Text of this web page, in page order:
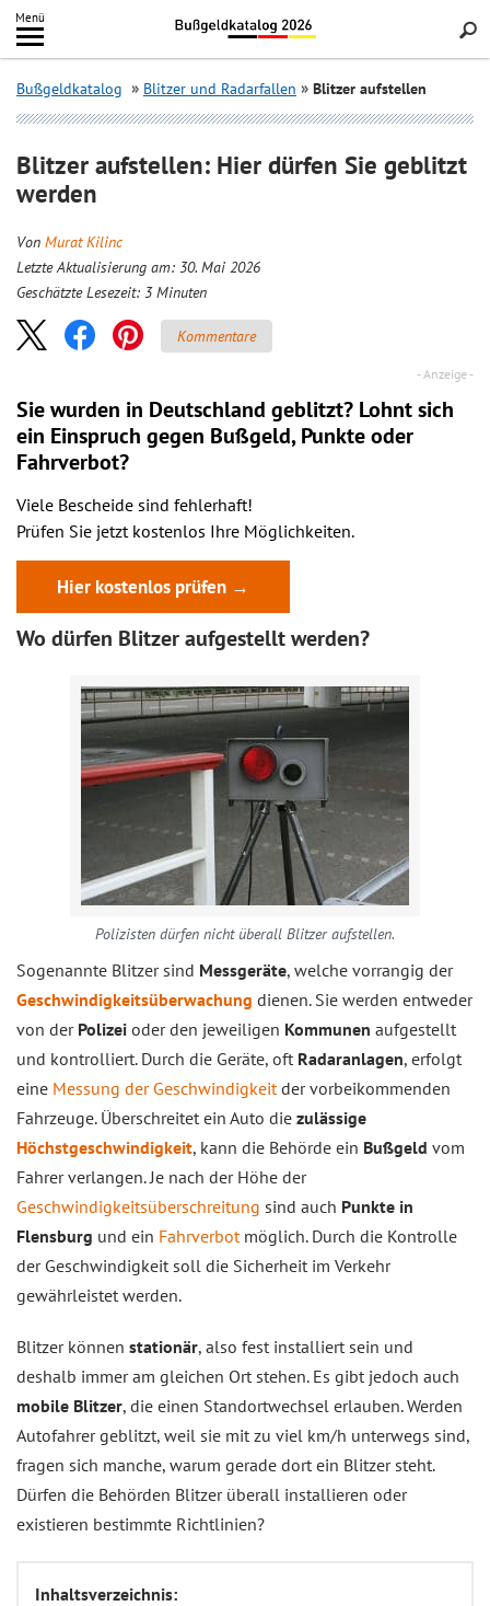
Inhalt
springen
Menü
Search
Bußgeldkatalog Blitzer und Radarfallen Blitzer aufstellen
Blitzer aufstellen: Hier dürfen Sie geblitzt
werden
Von Murat Kilinc
Letzte Aktualisierung am: 30. Mai 2026
Geschätzte Lesezeit: 3 Minuten
Kommentare
Sie wurden in Deutschland geblitzt? Lohnt sich
ein Einspruch gegen Bußgeld, Punkte oder
Fahrverbot?
Viele Bescheide sind fehlerhaft!
Prüfen Sie jetzt kostenlos Ihre Möglichkeiten.
Hier kostenlos prüfen →
Wo dürfen Blitzer aufgestellt werden?
Polizisten dürfen nicht überall Blitzer aufstellen.
Sogenannte Blitzer sind Messgeräte, welche vorrangig der
Geschwindigkeitsüberwachung dienen. Sie werden entweder
von der Polizei oder den jeweiligen Kommunen aufgestellt
und kontrolliert. Durch die Geräte, oft Radaranlagen, erfolgt
eine Messung der Geschwindigkeitder vorbeikommenden
Fahrzeuge. Überschreitet ein Auto die zulässige
Höchstgeschwindigkeit, kann die Behörde ein Bußgeld vom
Fahrer verlangen. Je nach der Höhe der
Geschwindigkeitsüberschreitung sind auch Punkte in
Flensburg und ein Fahrverbotmöglich. Durch die Kontrolle
der Geschwindigkeit soll die Sicherheit im Verkehr
gewährleistet werden.
Blitzer können stationär, also fest installiert sein und
deshalb immer am gleichen Ort stehen. Es gibt jedoch auch
mobile Blitzer, die einen Standortwechsel erlauben. Werden
Autofahrer geblitzt, weil sie mit zu viel km/h unterwegs sind,
fragen sich manche, warum gerade dort ein Blitzer steht.
Dürfen die Behörden Blitzer überall installieren oder
existieren bestimmte Richtlinien?
Inhaltsverzeichnis: